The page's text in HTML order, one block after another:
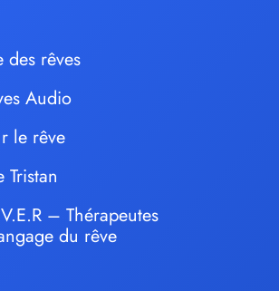
rêves
Audio
le rêve
– Thérapeutes
du rêve